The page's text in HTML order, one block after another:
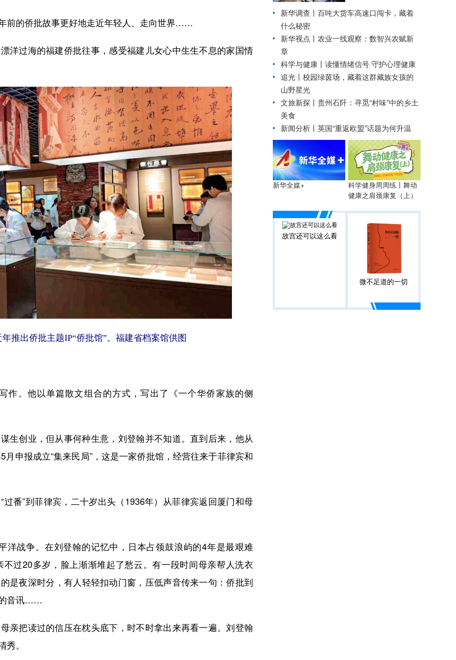
的侨批故事更好地走近年轻人、走向世界……
过海的福建侨批往事，感受福建儿女心中生生不息的家国情
出侨批主题IP“侨批馆”。福建省档案馆供图
。他以单篇散文组合的方式，写出了《一个华侨家族的侧
创业，但从事何种生意，刘登翰并不知道。直到后来，他从
申报成立“集来民局”，这是一家侨批馆，经营往来于菲律宾和
番”到菲律宾，二十岁出头（1936年）从菲律宾返回厦门和母
战争。在刘登翰的记忆中，日本占领鼓浪屿的4年是最艰难
过20多岁，脸上渐渐堆起了愁云。有一段时间母亲帮人洗衣
是夜深时分，有人轻轻扣动门窗，压低声音传来一句：侨批到
音讯……
把读过的信压在枕头底下，时不时拿出来再看一遍。刘登翰
秀。
新华调查丨 百吨大货车高速口闯卡，藏着
什么秘密
新华视点丨 农业一线观察：数智兴农赋新
章
科学与健康丨读懂情绪信号 守护心理健康
追光丨 校园绿茵场，藏着这群藏族女孩的
山野星光
文旅新探丨贵州石阡：寻觅“村味”中的乡土
美食
新闻分析丨英国“重返欧盟”话题为何升温
新华全媒+
科学健身周周练丨舞动
健康之肩颈康复（上）
故宫还可以这么看
微不足道的一切